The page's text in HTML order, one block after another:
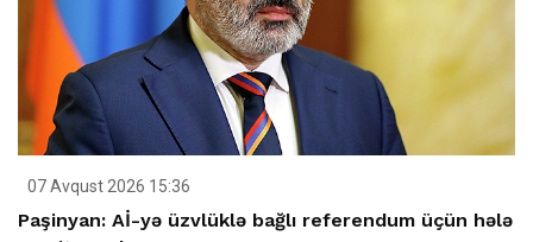
07 Avqust 2026 15:36
Paşinyan: Aİ-yə üzvlüklə bağlı referendum üçün hələ